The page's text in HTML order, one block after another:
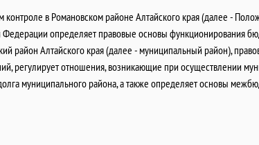
в Романовском районе Алтайского края (далее -
Федерации определяет правовые основы функционирования
район Алтайского края (далее - муниципальный район),
регулирует отношения, возникающие при осуществлении
муниципального района, а также определяет основы